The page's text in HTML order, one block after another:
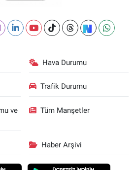
Hava Durumu
Trafik Durumu
ve
Tüm Manşetler
Haber Arşivi